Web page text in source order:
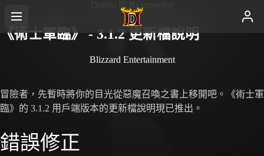
Diablo II: Resurrected
《術士軍臨》 - 3.1.2 更新檔說明
Blizzard Entertainment
冒險者，先暫時將你的目光從惡魔召喚之書上移開吧。《術士軍
臨》的 3.1.2 用戶端版本的更新檔說明現已推出。
錯誤修正